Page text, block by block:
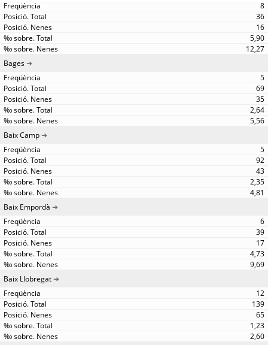
8
36
16
5,90
12,27
Bages
5
69
35
2,64
5,56
Baix Camp
5
92
43
2,35
4,81
Baix Empordà
6
39
17
4,73
9,69
Baix Llobregat
12
139
65
1,23
2,60